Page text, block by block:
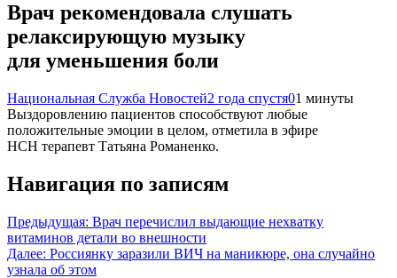
Врач рекомендовала слушать
релаксирующую музыку
для уменьшения боли
Национальная Служба Новостей2 года спустя01 минуты
Выздоровлению пациентов способствуют любые
положительные эмоции в целом, отметила в эфире
НСН терапевт Татьяна Романенко.
Навигация по записям
Предыдущая: Врач перечислил выдающие нехватку
витаминов детали во внешности
Далее: Россиянку заразили ВИЧ на маникюре, она случайно
узнала об этом